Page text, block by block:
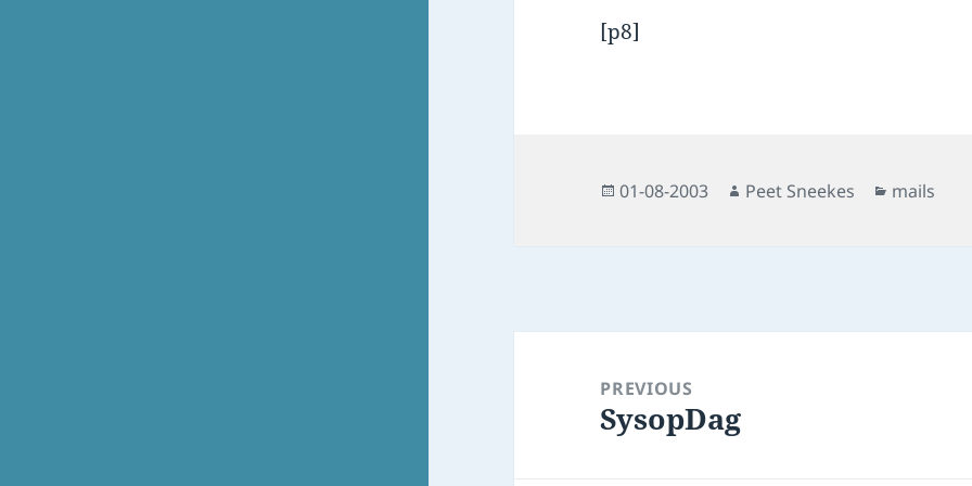
[p8]
Posted
01-08-2003 Author
Peet Sneekes mails
navigationPREVIOUS
Previous
SysopDag